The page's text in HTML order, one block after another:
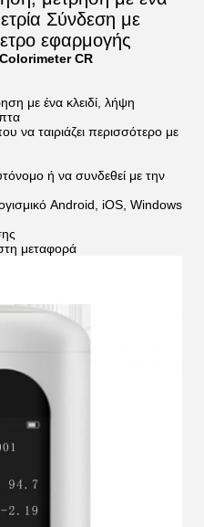
Σύνδεση με
εφαρμογής
CR
με ένα κλειδί, λήψη
να ταιριάζει περισσότερο με
ή να συνδεθεί με την
Android, iOS, Windows
μεταφορά